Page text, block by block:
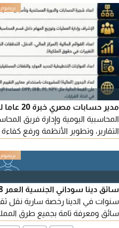
مدير
المحاسبية اليومية وإدارة فريق
التقارير، وتطوير الأنظمة ورفع
مالية للتوقعات والتدفقات النقدية،
ومتابعة السيولة والالتزامات
سنوات في الدينا رخصة سارية نقل
سائق ومعرفة تامة بجميع طرق
محافظ جدا علي السيارة ومهتم